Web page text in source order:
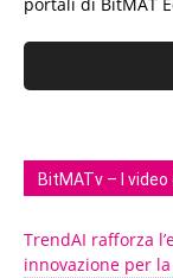
portali di BitMAT
BitMATv – I
TrendAI rafforza
innovazione per